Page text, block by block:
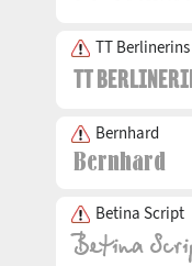
TT
Bernhard
Betina Script